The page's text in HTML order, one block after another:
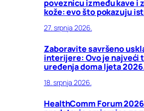
poveznicu između kave i
kože: evo što pokazuju
27. srpnja 2026.
Zaboravite savršeno
interijere: Ovo je najveći
uređenja doma ljeta
18. srpnja 2026.
HealthComm Forum